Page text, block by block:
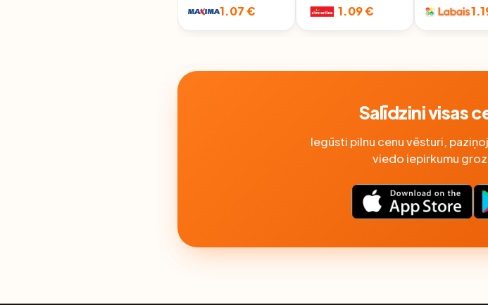
1.07 € 1.09 €
Salīdzini visas
Iegūsti pilnu cenu vēsturi,
viedo iepirkumu